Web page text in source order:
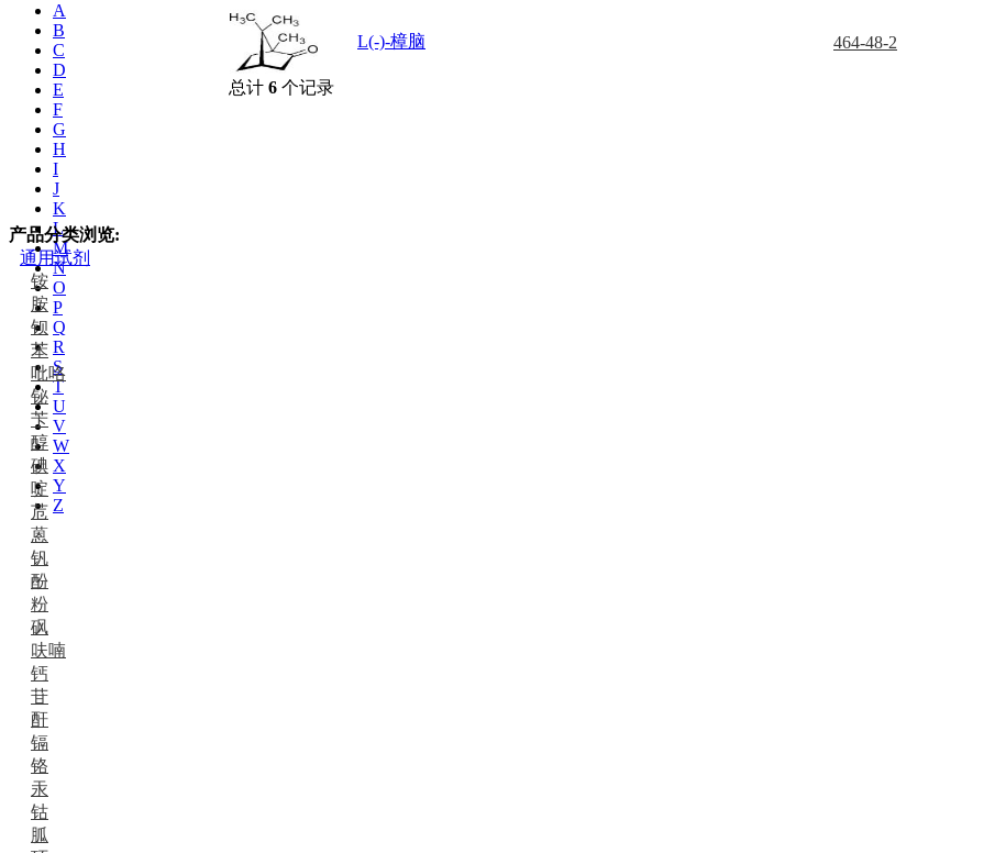
A
B
C
D
E
F
G
H
I
J
K
L
M
N
O
P
Q
R
S
T
U
V
W
X
Y
Z
产品分类浏览:
通用试剂
铵
胺
钡
苯
吡咯
铋
苄
醇
碘
啶
苊
蒽
钒
酚
粉
砜
呋喃
钙
苷
酐
镉
铬
汞
钴
胍
L(-)-樟脑 464-48-2
总计 6 个记录